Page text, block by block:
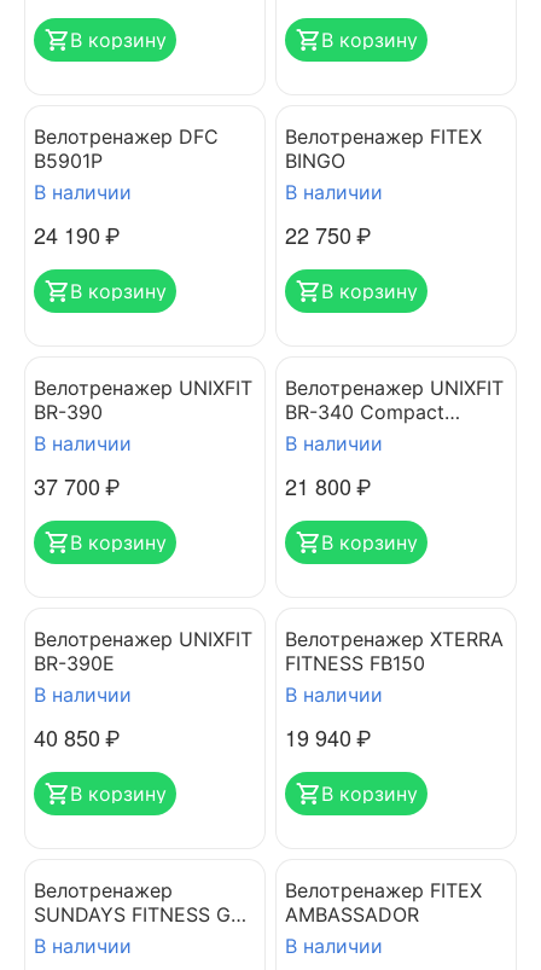
В корзину В корзину
Велотренажер DFC
B5901P
В наличии
24 190₽
В корзину
Велотренажер FITEX
BINGO
В наличии
22 750₽
В корзину
Велотренажер UNIXFIT
BR-390
В наличии
37 700₽
В корзину
Велотренажер UNIXFIT
BR-340 Compact
горизонтальный
В наличии
21 800₽
В корзину
Велотренажер UNIXFIT
BR-390Е
В наличии
40 850₽
В корзину
Велотренажер XTERRA
FITNESS FB150
В наличии
19 940₽
В корзину
Велотренажер
SUNDAYS FITNESS GB-
1039N
В наличии
Велотренажер FITEX
AMBASSADOR
В наличии